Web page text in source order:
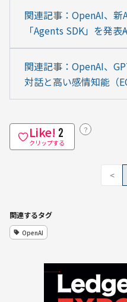
関連記事：OpenAI、新
「Agents SDK」を発表
関連記事：OpenAI、
対話と高い感情知能（
Like! 2
クリップする
？
<
関連するタグ
OpenAI